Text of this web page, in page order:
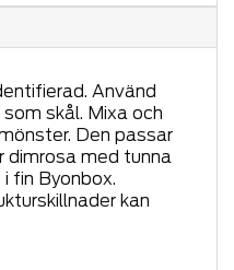
Använd
skål. Mixa och
Den passar
dimrosa med tunna
fin Byonbox.
kan